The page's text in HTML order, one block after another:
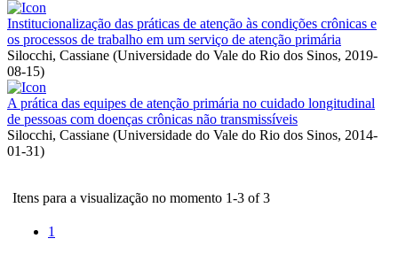
Institucionalização das práticas de atenção às condições crônicas e
os processos de trabalho em um serviço de atenção primária
Silocchi, Cassiane (Universidade do Vale do Rio dos Sinos, 2019-
08-15)
A prática das equipes de atenção primária no cuidado longitudinal
de pessoas com doenças crônicas não transmissíveis
Silocchi, Cassiane (Universidade do Vale do Rio dos Sinos, 2014-
01-31)
Itens para a visualização no momento 1-3 of 3
1